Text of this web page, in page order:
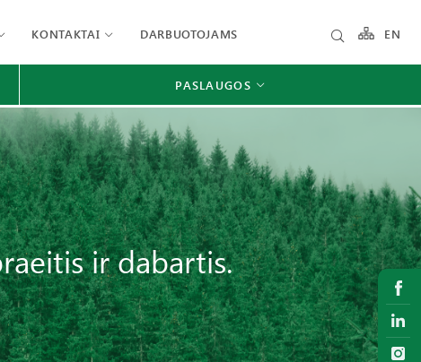
KONTAKTAI DARBUOTOJAMS EN
PASLAUGOS
ir dabartis.